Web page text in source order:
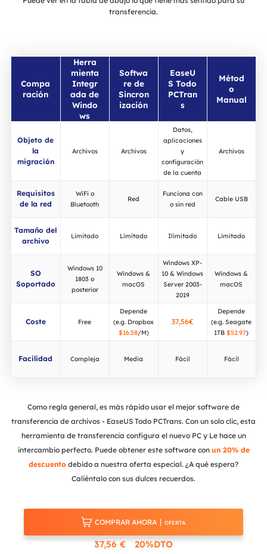
transferencia.
Compa
ración
Herra
mienta
Integr
ada de
Windo
ws
Softwa
re de
Sincron
ización
EaseU
S Todo
PCTran
s
Métod
o
Manual
Objeto de
la
migración
Archivos Archivos
Datos,
aplicaciones
y
configuración
de la cuenta
Archivos
Requisitos
de la red
WiFi o
Bluetooth
Red
Funciona con
o sin red
Cable USB
Tamaño del
archivo
Limitado Limitado Ilimitado Limitado
SO
Soportado
Windows 10
1803 o
posterior
Windows &
macOS
Windows XP-
10 & Windows
Server 2003-
2019
Windows &
macOS
Coste Free
Depende
(e.g. Dropbox
$16.58/M)
37,56€
Depende
(e.g. Seagate
1TB$52.97)
Facilidad Compleja Media Fácil Fácil
Como regla general, es más rápido usar el mejor software de
transferencia de archivos - EaseUS Todo PCTrans. Con un solo clic, esta
herramienta de transferencia configura el nuevo PC y Le hace un
intercambio perfecto. Puede obtener este software con un 20% de
descuento debido a nuestra oferta especial. ¿A qué espera?
Caliéntalo con sus dulces recuerdos.
 COMPRAR AHORA OFERTA
37,56 € 20%DTO